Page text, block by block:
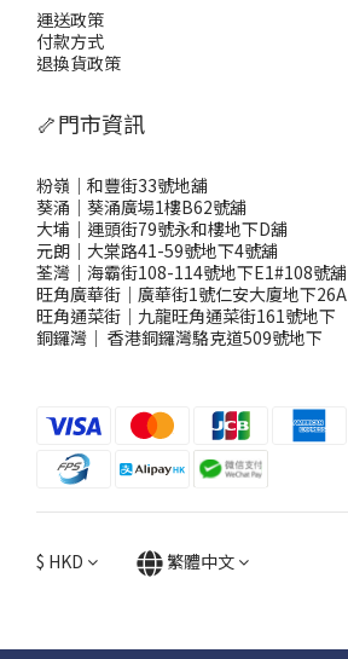
運送政策
付款方式
退換貨政策
🦴門市資訊
粉嶺｜和豐街33號地舖
葵涌｜葵涌廣場1樓B62號舖
大埔｜運頭街79號永和樓地下D舖
元朗｜大棠路41-59號地下4號舖
荃灣｜海霸街108-114號地下E1#108號舖
旺角廣華街｜廣華街1號仁安大廈地下26A
旺角通菜街｜九龍旺角通菜街161號地下
銅鑼灣 ｜ 香港銅鑼灣駱克道509號地下
$ HKD 繁體中文